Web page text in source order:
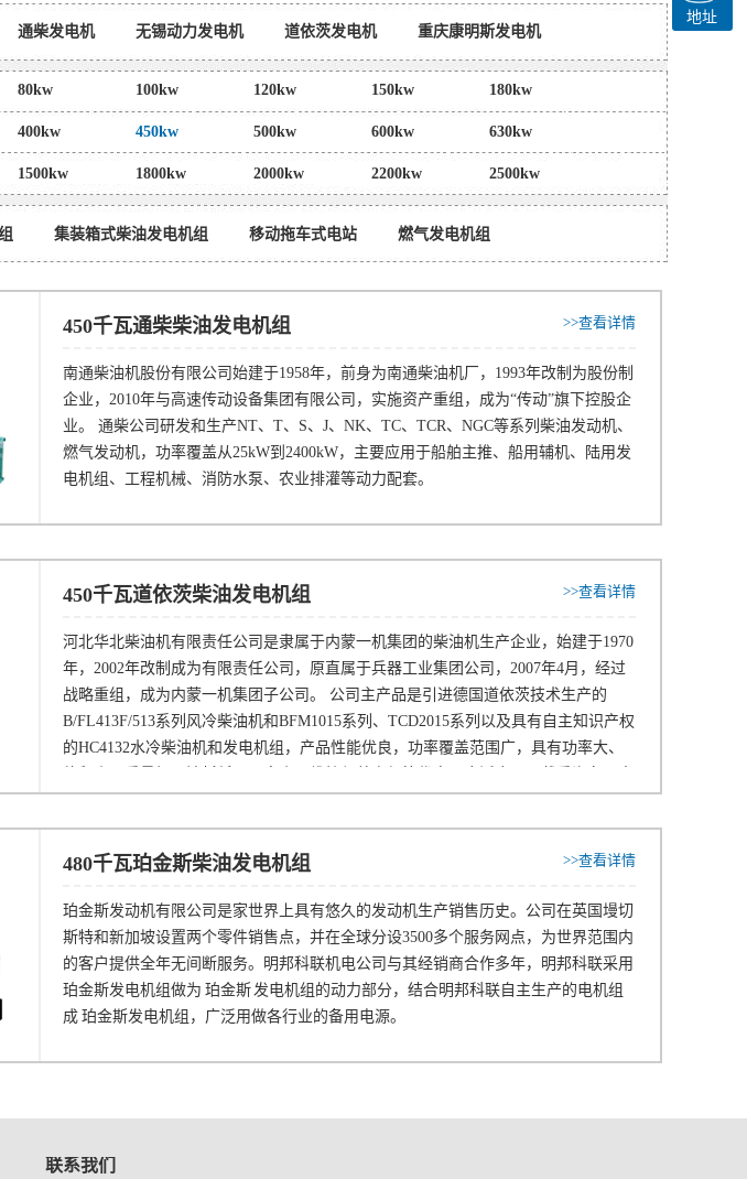
通柴发电机 无锡动力发电机 道依茨发电机 重庆康明斯发电机
发电机
80kw 100kw 120kw 150kw 180kw
400kw 450kw 500kw 600kw 630kw
1500kw 1800kw 2000kw 2200kw 2500kw
集装箱式柴油发电机组 移动拖车式电站 燃气发电机组
450千瓦通柴柴油发电机组 >>查看详情
南通柴油机股份有限公司始建于1958年，前身为南通柴油机厂，1993年改制为股份制
企业，2010年与高速传动设备集团有限公司，实施资产重组，成为“传动”旗下控股企
业。 通柴公司研发和生产NT、T、S、J、NK、TC、TCR、NGC等系列柴油发动机、
燃气发动机，功率覆盖从25kW到2400kW，主要应用于船舶主推、船用辅机、陆用发
电机组、工程机械、消防水泵、农业排灌等动力配套。
450千瓦道依茨柴油发电机组 >>查看详情
河北华北柴油机有限责任公司是隶属于内蒙一机集团的柴油机生产企业，始建于1970
年，2002年改制成为有限责任公司，原直属于兵器工业集团公司，2007年4月，经过
战略重组，成为内蒙一机集团子公司。 公司主产品是引进德国道依茨技术生产的
B/FL413F/513系列风冷柴油机和BFM1015系列、TCD2015系列以及具有自主知识产权
的HC4132水冷柴油机和发电机组，产品性能优良，功率覆盖范围广，具有功率大、
480千瓦珀金斯柴油发电机组 >>查看详情
珀金斯发动机有限公司是家世界上具有悠久的发动机生产销售历史。公司在英国墁切
斯特和新加坡设置两个零件销售点，并在全球分设3500多个服务网点，为世界范围内
的客户提供全年无间断服务。明邦科联机电公司与其经销商合作多年，明邦科联采用
珀金斯发电机组做为 珀金斯 发电机组的动力部分，结合明邦科联自主生产的电机组
成 珀金斯发电机组，广泛用做各行业的备用电源。
联系我们
地址